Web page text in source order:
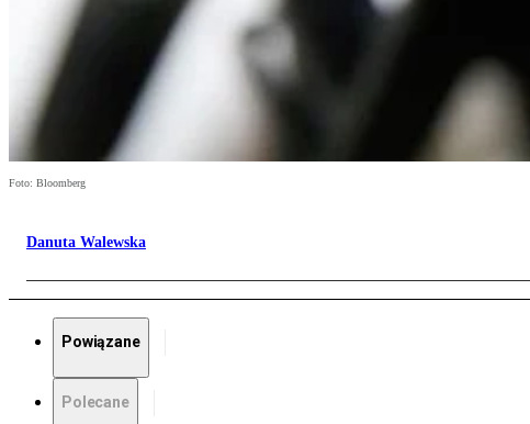
Foto: Bloomberg
Danuta Walewska
Powiązane
Polecane